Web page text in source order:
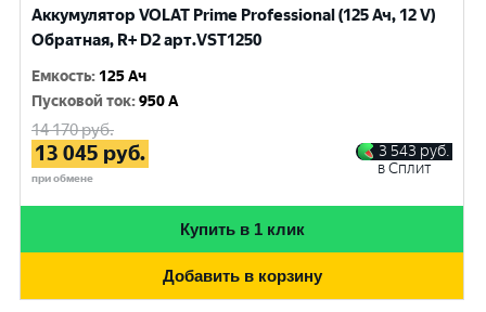
Аккумулятор VOLAT Prime Professional (125 Ач, 12 V)
Обратная, R+ D2 арт.VST1250
Емкость: 125 Ач
Пусковой ток:950 A
14 170руб.
13 045 руб.
при обмене
3 543 руб.
в Сплит
Купить в 1 клик
Добавить в корзину